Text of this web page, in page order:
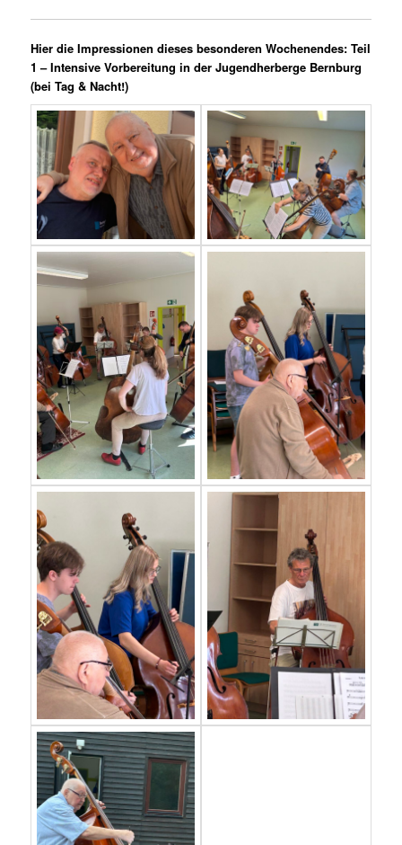
Hier die Impressionen dieses besonderen Wochenendes: Teil
1 – Intensive Vorbereitung in der Jugendherberge Bernburg
(bei Tag & Nacht!)